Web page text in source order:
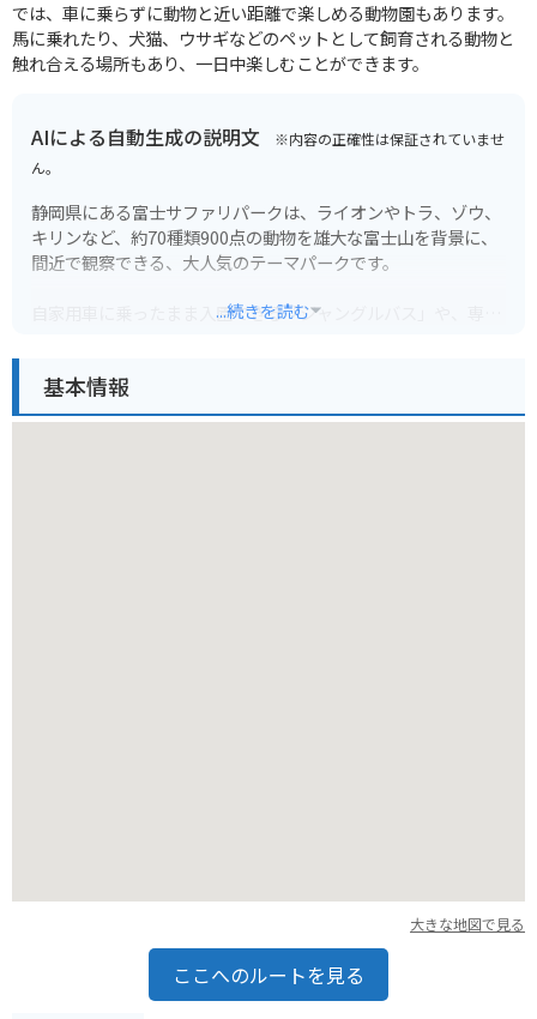
では、車に乗らずに動物と近い距離で楽しめる動物園もあります。
馬に乗れたり、犬猫、ウサギなどのペットとして飼育される動物と
触れ合える場所もあり、一日中楽しむことができます。
AIによる自動生成の説明文 ※内容の正確性は保証されていませ
ん。
静岡県にある富士サファリパークは、ライオンやトラ、ゾウ、
キリンなど、約70種類900点の動物を雄大な富士山を背景に、
間近で観察できる、大人気のテーマパークです。
自家用車に乗ったまま入園できる「ジャングルバス」や、専用
す。
...続きを読む
基本情報
大きな地図で見る
ここへのルートを見る